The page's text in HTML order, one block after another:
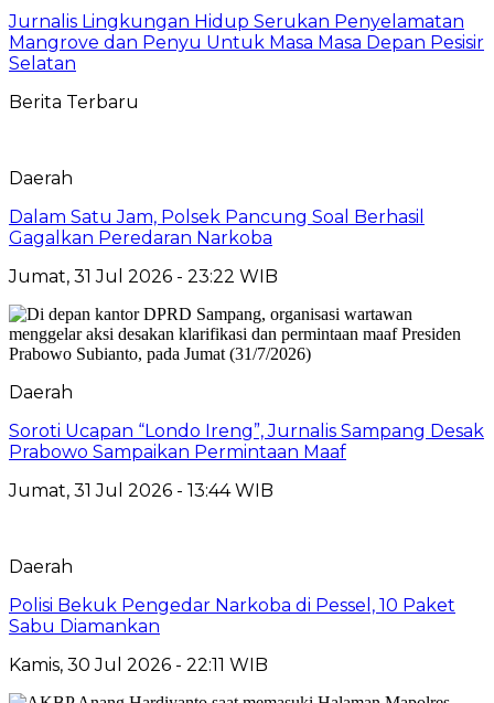
Jurnalis Lingkungan Hidup Serukan Penyelamatan
Mangrove dan Penyu Untuk Masa Masa Depan Pesisir
Selatan
Berita Terbaru
Daerah
Dalam Satu Jam, Polsek Pancung Soal Berhasil
Gagalkan Peredaran Narkoba
Jumat, 31 Jul 2026 - 23:22 WIB
Daerah
Soroti Ucapan “Londo Ireng”, Jurnalis Sampang Desak
Prabowo Sampaikan Permintaan Maaf
Jumat, 31 Jul 2026 - 13:44 WIB
Daerah
Polisi Bekuk Pengedar Narkoba di Pessel, 10 Paket
Sabu Diamankan
Kamis, 30 Jul 2026 - 22:11 WIB